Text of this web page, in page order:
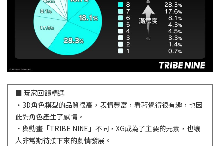
■ 玩家回饋精選
・3D角色模型的品質很高，表情豐富，看著覺得很有趣，也因
此對角色產生了感情。
・與動畫「TRIBE NINE」不同，XG成為了主要的元素，也讓
人非常期待接下來的劇情發展。